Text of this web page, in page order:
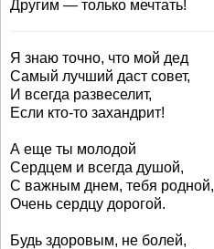
Другим — только мечтать!
Я знаю точно, что мой дед
Самый лучший даст совет,
И всегда развеселит,
Если кто-то захандрит!
А еще ты молодой
Сердцем и всегда душой,
С важным днем, тебя родной,
Очень сердцу дорогой.
Будь здоровым, не болей,